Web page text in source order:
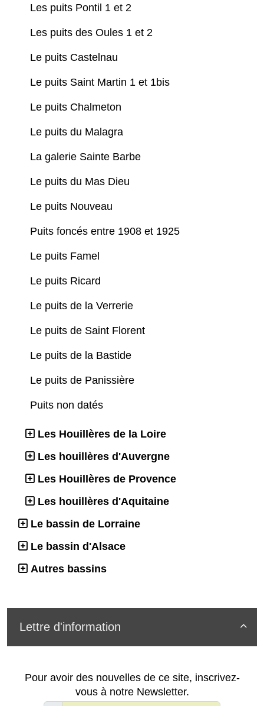
Les puits Pontil 1 et 2
Les puits des Oules 1 et 2
Le puits Castelnau
Le puits Saint Martin 1 et 1bis
Le puits Chalmeton
Le puits du Malagra
La galerie Sainte Barbe
Le puits du Mas Dieu
Le puits Nouveau
Puits foncés entre 1908 et 1925
Le puits Famel
Le puits Ricard
Le puits de la Verrerie
Le puits de Saint Florent
Le puits de la Bastide
Le puits de Panissière
Puits non datés
Les Houillères de la Loire
Les houillères d'Auvergne
Les Houillères de Provence
Les houillères d'Aquitaine
Le bassin de Lorraine
Le bassin d'Alsace
Autres bassins

Lettre d'information
Pour avoir des nouvelles de ce site, inscrivez-
vous à notre Newsletter.